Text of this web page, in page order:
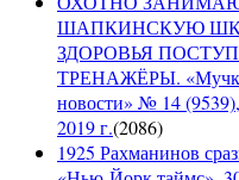
ШАПКИНСКУЮ
ЗДОРОВЬЯ
ТРЕНАЖЁРЫ.
новости» № 14
2019 г.(2086)
1925 Рахманинов